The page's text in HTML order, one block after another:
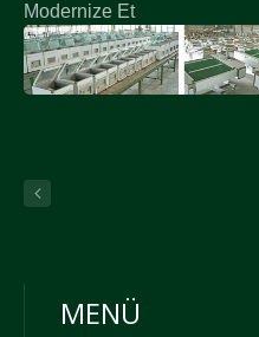
Modernize Et
MENÜ